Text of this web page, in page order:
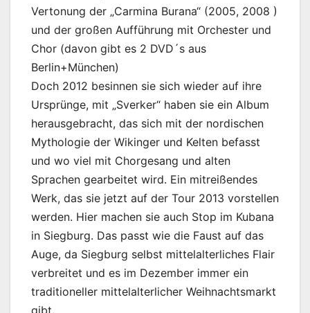
Vertonung der „Carmina Burana“ (2005, 2008 )
und der großen Aufführung mit Orchester und
Chor (davon gibt es 2 DVD´s aus
Berlin+München)
Doch 2012 besinnen sie sich wieder auf ihre
Ursprünge, mit „Sverker“ haben sie ein Album
herausgebracht, das sich mit der nordischen
Mythologie der Wikinger und Kelten befasst
und wo viel mit Chorgesang und alten
Sprachen gearbeitet wird. Ein mitreißendes
Werk, das sie jetzt auf der Tour 2013 vorstellen
werden. Hier machen sie auch Stop im Kubana
in Siegburg. Das passt wie die Faust auf das
Auge, da Siegburg selbst mittelalterliches Flair
verbreitet und es im Dezember immer ein
traditioneller mittelalterlicher Weihnachtsmarkt
gibt.